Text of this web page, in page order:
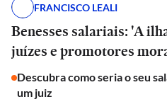
FRANCISCO LEALI
Benesses salariais: 'A
juízes e promotores
Descubra como seria o seu
um juiz